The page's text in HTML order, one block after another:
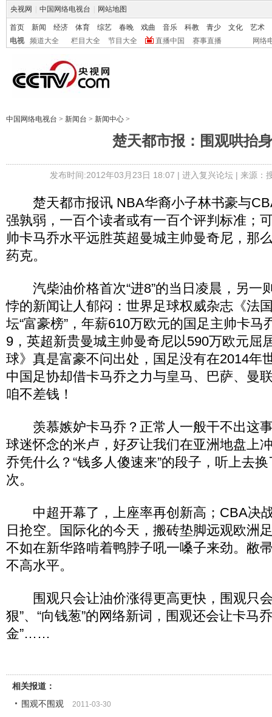
央视网 中国网络电视台 网站地图
首页 新闻 经济 体育 综艺 春晚 戏曲 音乐 科教 青少 文化
艺术
电视
频道大全 栏目大全 节目大全 直播中国 赛事直播 网络
中国网络电视台 > 新闻台 > 新闻中心 >
楚天都市报：围观哄抬
发布时间:2012年03月23日 18:07 | 进入复兴论坛| 来源：
楚天都市报讯 NBA华裔小子林书豪与
强孰弱，一百个读者或有一百个评判标准；
帅卡马乔水平远胜英超曼城主帅曼奇尼，那
药克。
汽柴油价格首次“进8”的当日凌晨，另一
悖的新闻让人郁闷：世界足球权威杂志《法
坛“富豪榜”，年薪610万欧元的国足主帅卡马
9，英超新贵曼城主帅曼奇尼以590万欧元屈
球》真是富豪不问出处，国足没有在2014年
中国足协却借卡马乔之力与皇马、巴萨、曼
咱不差钱！
羡慕嫉妒卡马乔？正常人一般干不出这
球迷怀念的米卢，好歹让我们在亚洲地盘上
乔凭什么？“钱多人傻速来”的段子，听上去
次。
中超开幕了，上座率再创新高；CBA决
日抢空。国际化的今天，搬砖垫脚远观欧洲
不如在新华路啃着鸭脖子吼一嗓子来劲。敝
不高水平。
围观只会让油价涨得更高更快，围观只会
狠”、“向钱葱”的网络新词，围观还会让卡马
金”……
相关报道：
围观不围观
2011-03-30